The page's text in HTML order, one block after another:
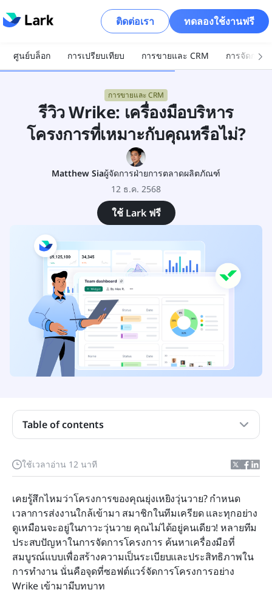
ติดต่อเรา ทดลองใช้งานฟรี
ศูนย์บล็อก การเปรียบเทียบ การขายและ CRM การจัดการ
การขายและ CRM
รีวิว Wrike: เครื่องมือบริหาร
โครงการที่เหมาะกับคุณหรือไม่?
Matthew Siaผู้จัดการฝ่ายการตลาดผลิตภัณฑ์
12 ธ.ค. 2568
ใช้ Lark ฟรี
ใช้เวลาอ่าน 12 นาที
เคยรู้สึกไหมว่าโครงการของคุณยุ่งเหยิงวุ่นวาย? กำหนด
เวลาการส่งงานใกล้เข้ามา สมาชิกในทีมเครียด และทุกอย่าง
ดูเหมือนจะอยู่ในภาวะวุ่นวาย คุณไม่ได้อยู่คนเดียว! หลายทีม
ประสบปัญหาในการจัดการโครงการ ค้นหาเครื่องมือที่
สมบูรณ์แบบเพื่อสร้างความเป็นระเบียบและประสิทธิภาพใน
การทำงาน นั่นคือจุดที่ซอฟต์แวร์จัดการโครงการอย่าง
Wrike เข้ามามีบทบาท
Table of contents
Wrike คืออะไร?
คุณสมบัติของ Wrike: การเจาะลึก
การใช้งานและการเริ่มต้นใช้งาน: Wrike ซับซ้อนเกิน
ไปหรือไม่?
การปรับแต่งกับความซับซ้อน: การสร้างสมดุลที่เหมาะ
ประสิทธิภาพและความน่าเชื่อถือ: Wrike พร้อมเสมอ
สำหรับงานหรือไม่?
ฝ่ายสนับสนุนลูกค้าของ Wrike
ราคา Wrike: แผนและค่าใช้จ่ายที่ซ่อนเร้นถูกเปิดเผย
Wrike เปรียบเทียบกับทางเลือกอื่นอย่างไร?
ทำไม Lark ถึงเป็นทางเลือกที่ดีที่สุดของ Wrike?
การเปรียบเทียบขั้นสุดท้ายระหว่าง Wrike และ Lark
บทสรุป